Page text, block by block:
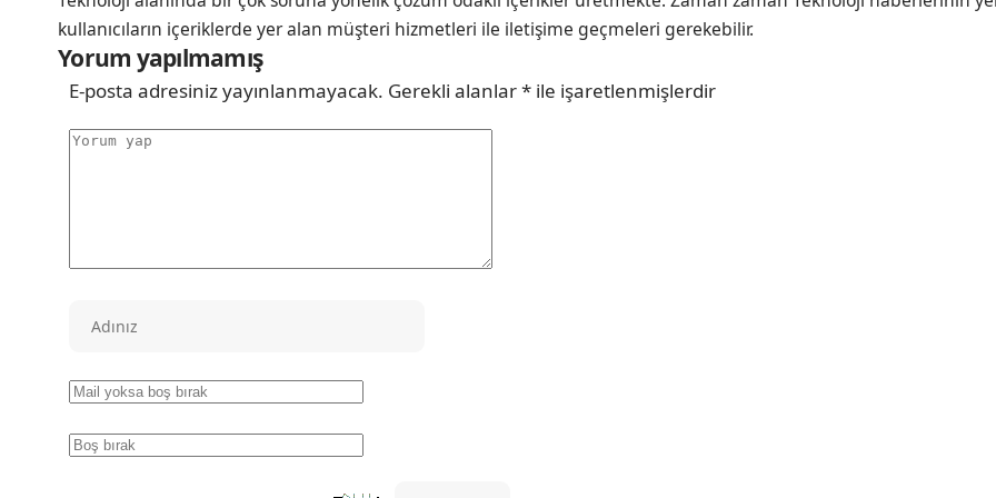
kullanıcıların içeriklerde yer alan müşteri hizmetleri ile iletişime geçmeleri gerekebilir.
Yorum yapılmamış
E-posta adresiniz yayınlanmayacak. Gerekli alanlar* ile işaretlenmişlerdir